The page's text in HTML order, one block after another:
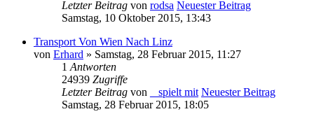
Letzter Beitrag von rodsa Neuester Beitrag
Samstag, 10 Oktober 2015, 13:43
Transport Von Wien Nach Linz
von Erhard » Samstag, 28 Februar 2015, 11:27
1 Antworten
24939 Zugriffe
Letzter Beitrag von _ spielt mit Neuester Beitrag
Samstag, 28 Februar 2015, 18:05